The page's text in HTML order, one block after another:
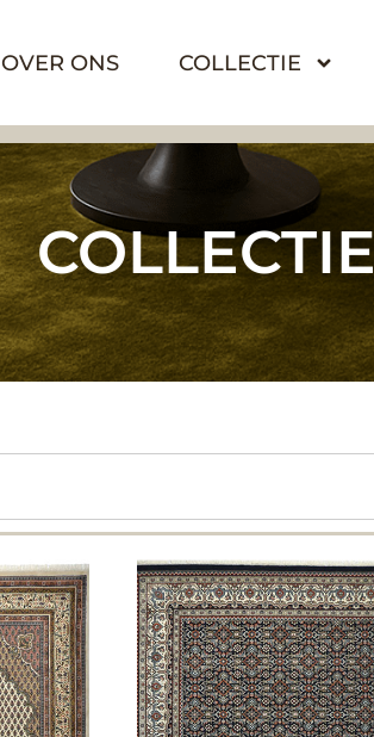
OVER ONS COLLECTIE
COLLECTIE